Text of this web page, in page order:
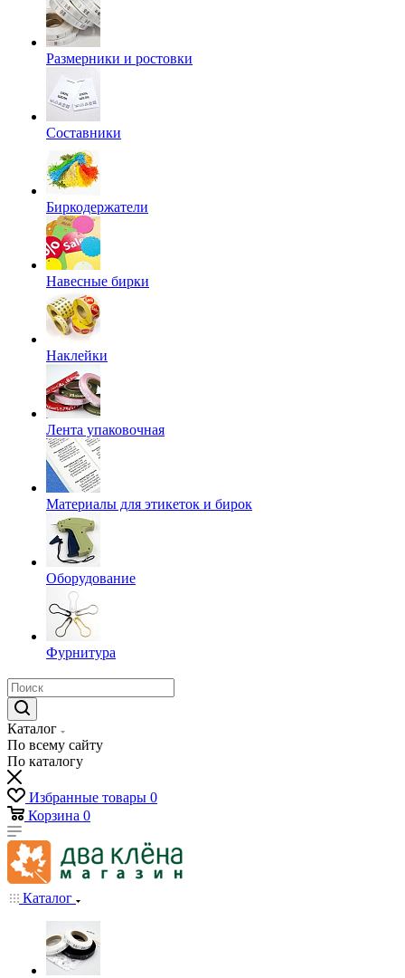
Размерники и ростовки
Составники
Биркодержатели
Навесные бирки
Наклейки
Лента упаковочная
Материалы для этикеток и бирок
Оборудование
Фурнитура
Каталог
По всему сайту
По каталогу
Избранные товары 0
Корзина 0
Каталог